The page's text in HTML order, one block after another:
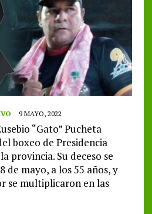
9 MAYO, 2022
“Gato” Pucheta
boxeo de Presidencia
provincia. Su deceso se
de mayo, a los 55 años, y
se multiplicaron en las